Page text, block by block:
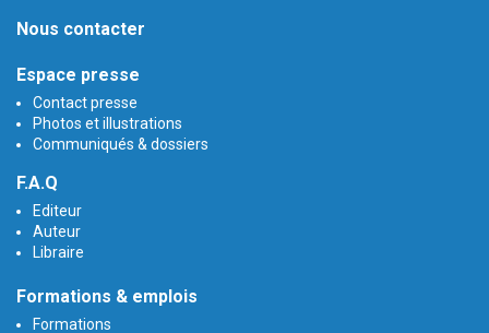
Nous contacter
Espace presse
Contact presse
Photos et illustrations
Communiqués & dossiers
F.A.Q
Editeur
Auteur
Libraire
Formations & emplois
Formations